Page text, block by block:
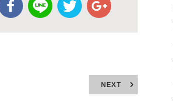
NEXT